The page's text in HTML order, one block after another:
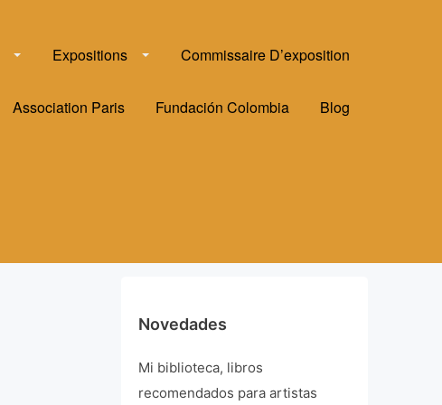
Expositions Commissaire D’exposition
Association Paris Fundación Colombia Blog
Novedades
Mi biblioteca, libros
recomendados para artistas